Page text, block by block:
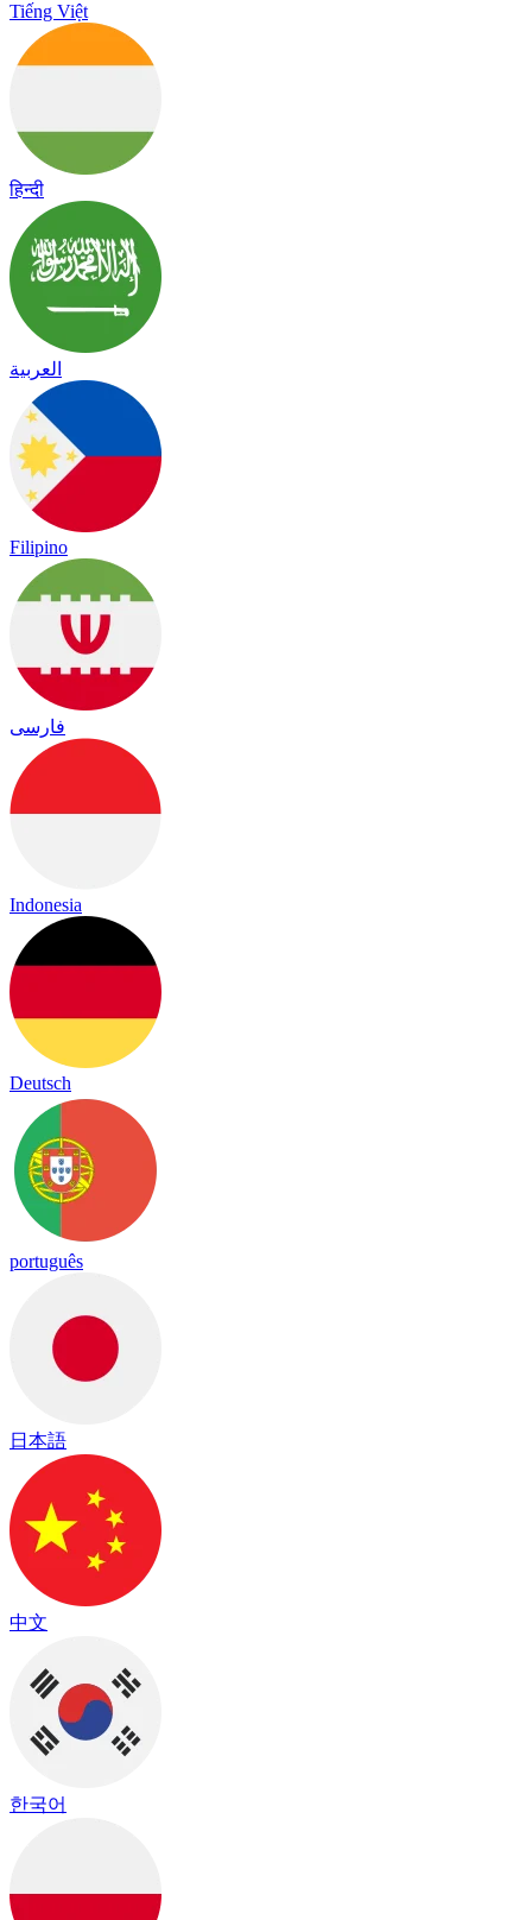
Tiếng Việt
हिन्दी
العربية
Filipino
فارسی
Indonesia
Deutsch
português
日本語
中文
한국어